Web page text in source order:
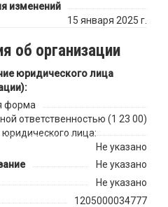
изменений
15 января 2025 г.
об организации
юридического лица
форма
ответственностью (1 23 00)
лица:
Не указано
Не указано
Не указано
1205000034777